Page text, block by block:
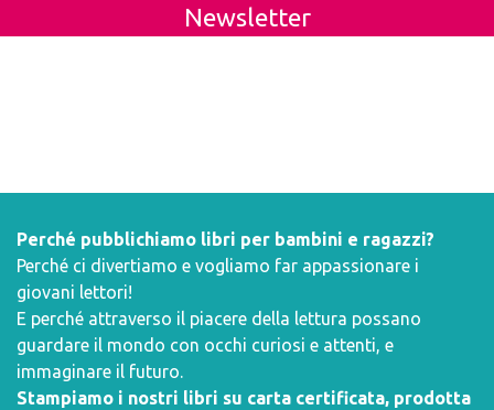
Newsletter
Perché pubblichiamo libri per bambini e ragazzi?
Perché ci divertiamo e vogliamo far appassionare i
giovani lettori!
E perché attraverso il piacere della lettura possano
guardare il mondo con occhi curiosi e attenti, e
immaginare il futuro.
Stampiamo i nostri libri su carta certificata, prodotta